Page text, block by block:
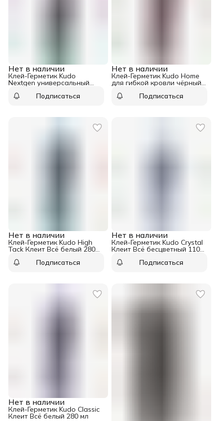
Нет в наличии
Клей-Герметик Kudo
Nextgen универсальный
Подписаться
Нет в наличии
Клей-Герметик Kudo Home
для гибкой кровли чёрный
Подписаться
Нет в наличии
Клей-Герметик Kudo High
Tack Клеит Всё белый 280
Подписаться
Нет в наличии
Клей-Герметик Kudo Crystal
Клеит Всё бесцветный 110
Подписаться
Нет в наличии
Клей-Герметик Kudo Classic
Клеит Всё белый 280 мл